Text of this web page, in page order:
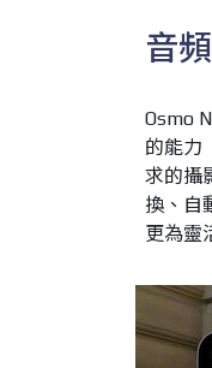
音
Osmo
的能力
求的攝
換、自
更為靈